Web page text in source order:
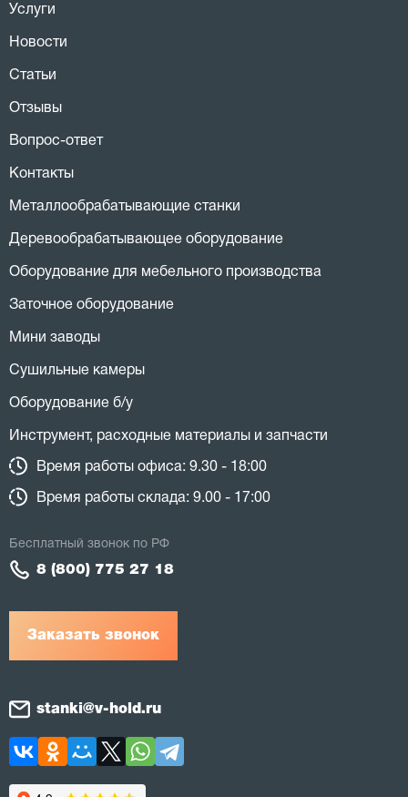
Услуги
Новости
Статьи
Отзывы
Вопрос-ответ
Контакты
Металлообрабатывающие станки
Деревообрабатывающее оборудование
Оборудование для мебельного производства
Заточное оборудование
Мини заводы
Сушильные камеры
Оборудование б/у
Инструмент, расходные материалы и запчасти
Время работы офиса: 9.30 - 18:00
Время работы склада: 9.00 - 17:00
Заказать звонок
Бесплатный звонок по РФ
8 (800) 775 27 18
stanki@v-hold.ru